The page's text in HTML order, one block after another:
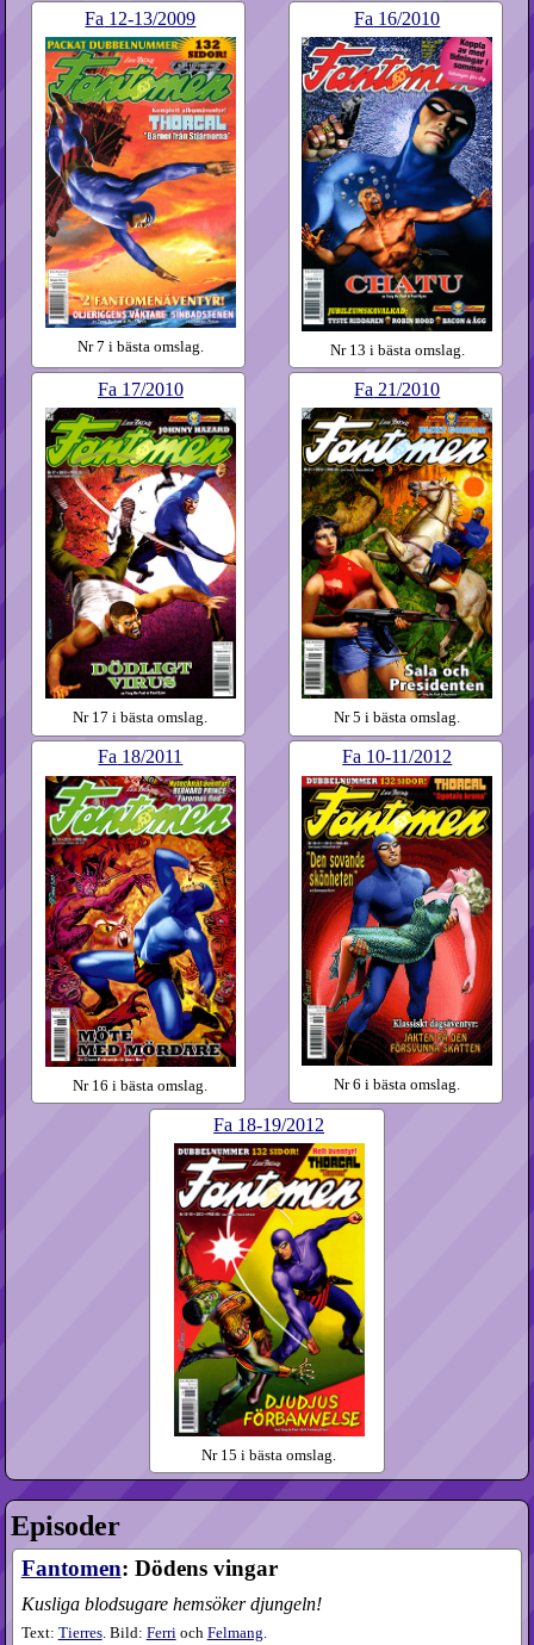
Fa 12-13​/2009
Nr 7 i bästa omslag.
Fa 16​/2010
Nr 13 i bästa omslag.
Fa 17​/2010
Nr 17 i bästa omslag.
Fa 21​/2010
Nr 5 i bästa omslag.
Fa 18​/2011
Nr 16 i bästa omslag.
Fa 10-11​/2012
Nr 6 i bästa omslag.
Fa 18-19​/2012
Nr 15 i bästa omslag.
Episoder
Fantomen: Dödens vingar
Kusliga blodsugare hemsöker djungeln!
Text: Tierres. Bild: Ferrioch Felmang.